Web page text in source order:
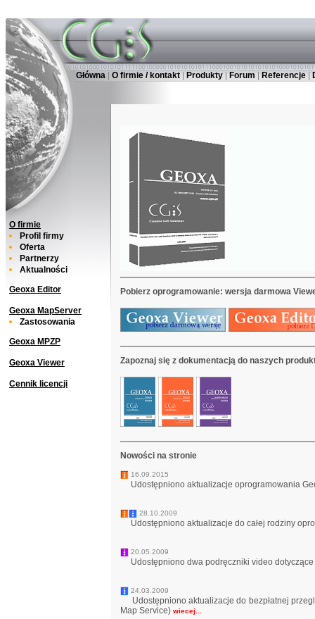
Główna O firmie / kontakt Produkty Forum Referencje
O firmie
Profil firmy
Oferta
Partnerzy
Aktualności
Geoxa Editor
Geoxa MapServer
Zastosowania
Geoxa MPZP
Geoxa Viewer
Cennik licencji
Pobierz oprogramowanie: wersja darmowa
Zapoznaj się z dokumentacją do naszych
Nowości na stronie
16.09.2015
Udostępniono aktualizacje oprogramowania
28.10.2009
Udostępniono aktualizacje do całej rodziny
20.05.2009
Udostępniono dwa podręczniki video
24.03.2009
Udostępniono aktualizacje do bezpłatnej
Map Service) wiecej...